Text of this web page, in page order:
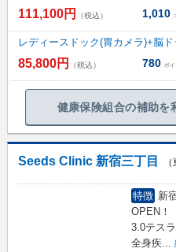
111,100円 （税込） 1,010
レディースドック(胃カメラ)+脳ド
85,800円 （税込） 780 ポイ
健康保険組合の補助を
Seeds Clinic 新宿三丁目
特徴 新
OPEN！
3.0テス
全身疾...